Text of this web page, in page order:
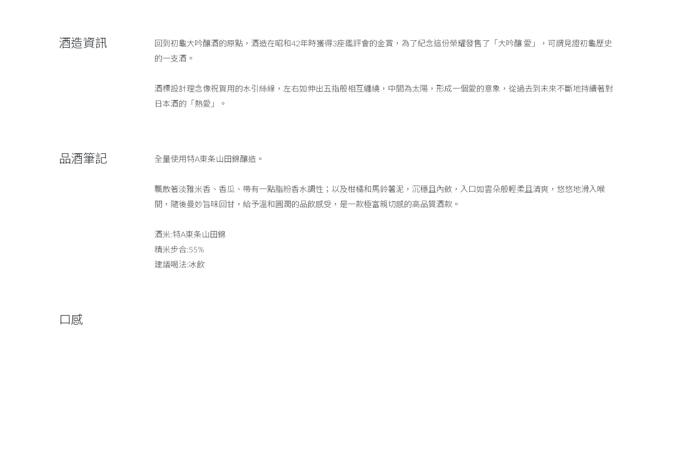
酒造資訊
回到初龜大吟釀酒的原點，酒造在昭和42年時獲得3座鑑評會的金賞，為了紀念這份榮耀發售了「大吟釀 愛」，可謂見證初龜歷史
的一支酒。
酒標設計理念像祝賀用的水引絲線，左右如伸出五指般相互纏繞，中間為太陽，形成一個愛的意象，從過去到未來不斷地持續著對
日本酒的「熱愛」。
品酒筆記 全量使用特A東条山田錦釀造。
飄散著淡雅米香、香瓜、帶有一點脂粉香水調性；以及柑橘和馬鈴薯泥，沉穩且內斂，入口如雲朵般輕柔且清爽，悠悠地滑入喉
間，隨後曼妙旨味回甘，給予溫和圓潤的品飲感受，是一款極富親切感的高品質酒款。
酒米:特A東条山田錦
精米步合:55%
建議喝法:冰飲
口感